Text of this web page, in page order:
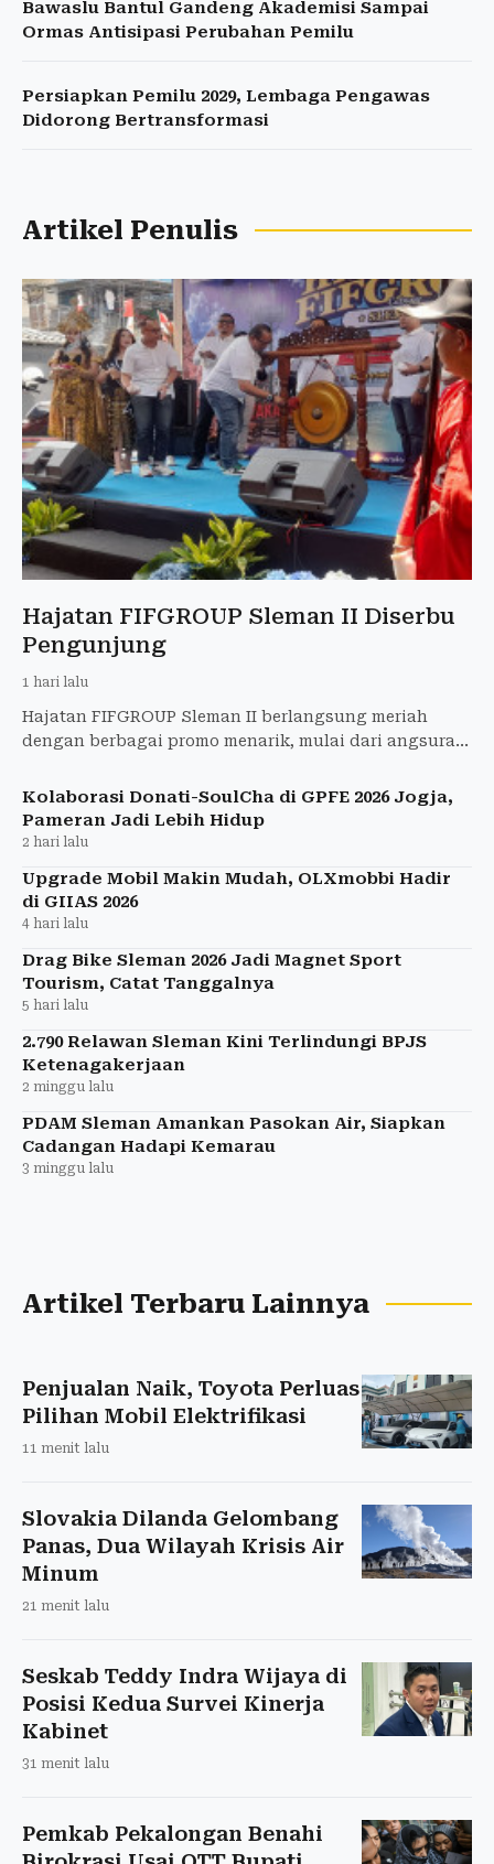
Bawaslu Bantul Gandeng Akademisi Sampai
Ormas Antisipasi Perubahan Pemilu
Persiapkan Pemilu 2029, Lembaga Pengawas
Didorong Bertransformasi
Artikel Penulis
Hajatan FIFGROUP Sleman II Diserbu
Pengunjung
1 hari lalu
Hajatan FIFGROUP Sleman II berlangsung meriah
dengan berbagai promo menarik, mulai dari angsuran
Kolaborasi Donati-SoulCha di GPFE 2026 Jogja,
Pameran Jadi Lebih Hidup
2 hari lalu
Upgrade Mobil Makin Mudah, OLXmobbi Hadir
di GIIAS 2026
4 hari lalu
Drag Bike Sleman 2026 Jadi Magnet Sport
Tourism, Catat Tanggalnya
5 hari lalu
2.790 Relawan Sleman Kini Terlindungi BPJS
Ketenagakerjaan
2 minggu lalu
PDAM Sleman Amankan Pasokan Air, Siapkan
Cadangan Hadapi Kemarau
3 minggu lalu
Artikel Terbaru Lainnya
Penjualan Naik, Toyota Perluas
Pilihan Mobil Elektrifikasi
11 menit lalu
Slovakia Dilanda Gelombang
Panas, Dua Wilayah Krisis Air
Minum
21 menit lalu
Seskab Teddy Indra Wijaya di
Posisi Kedua Survei Kinerja
Kabinet
31 menit lalu
Pemkab Pekalongan Benahi